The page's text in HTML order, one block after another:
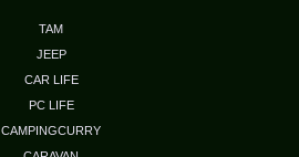
TAM
JEEP
CAR LIFE
PC LIFE
CAMPINGCURRY